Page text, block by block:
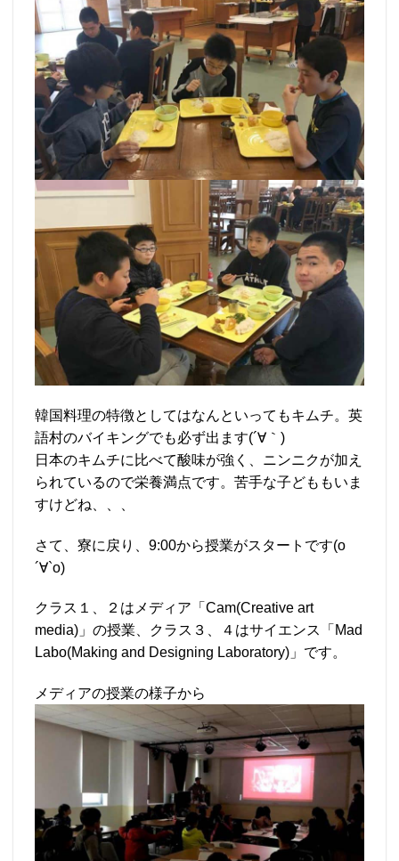
韓国料理の特徴としてはなんといってもキムチ。英
語村のバイキングでも必ず出ます(´∀｀)
日本のキムチに比べて酸味が強く、ニンニクが加え
られているので栄養満点です。苦手な子どももいま
すけどね、、、
さて、寮に戻り、9:00から授業がスタートです(о
´∀`о)
クラス１、２はメディア「Cam(Creative art
media)」の授業、クラス３、４はサイエンス「Mad
Labo(Making and Designing Laboratory)」です。
メディアの授業の様子から